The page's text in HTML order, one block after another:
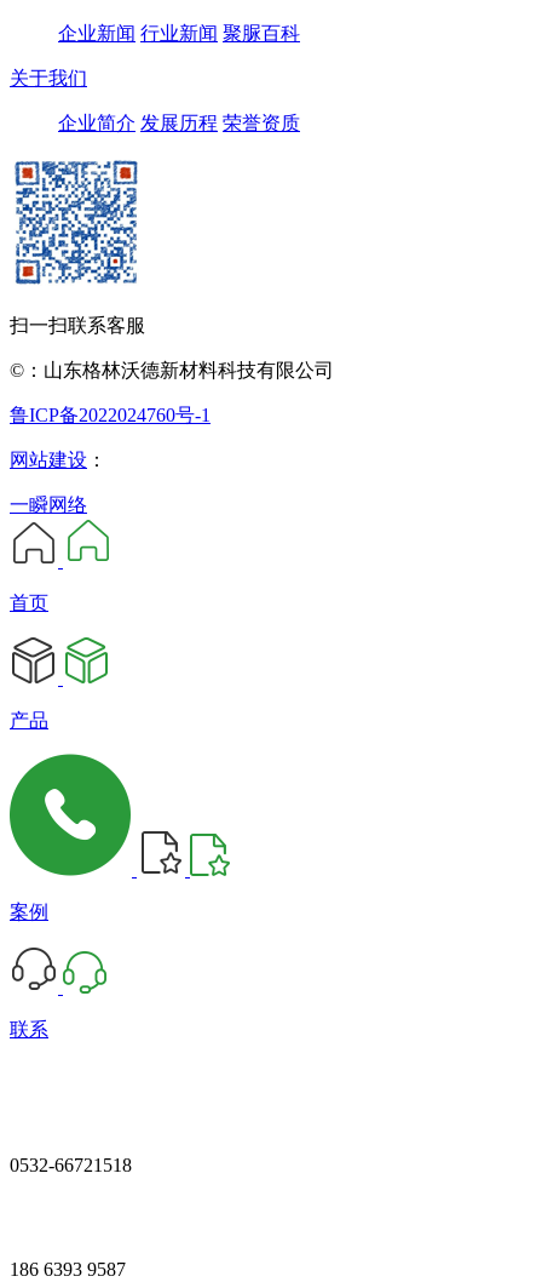
企业新闻 行业新闻 聚脲百科
关于我们
企业简介 发展历程 荣誉资质
扫一扫联系客服
©：山东格林沃德新材料科技有限公司
鲁ICP备2022024760号-1
网站建设 ：
一瞬网络
首页
产品
案例
联系
0532-66721518
186 6393 9587